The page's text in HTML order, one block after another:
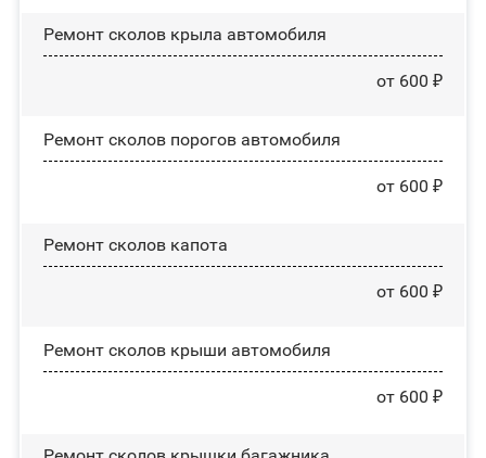
Ремонт сколов крыла автомобиля
от 600 ₽
Ремонт сколов порогов автомобиля
от 600 ₽
Ремонт сколов капота
от 600 ₽
Ремонт сколов крыши автомобиля
от 600 ₽